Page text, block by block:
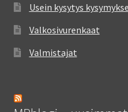
Usein kysytys
Valkosivurenkaat
Valmistajat